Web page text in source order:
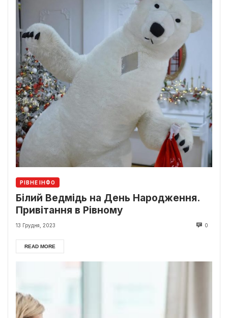
РІВНЕ ІНФО
Білий Ведмідь на День Народження.
Привітання в Рівному
13 Грудня, 2023 0
READ MORE